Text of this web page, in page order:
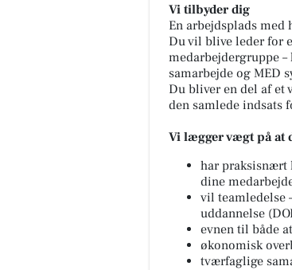
Vi tilbyder dig
En arbejdsplads
Du vil blive leder for
medarbejdergruppe
samarbejde og MED
Du bliver en del af et
den samlede indsats
Vi lægger vægt på at
har praksisnært
dine
vil teamledelse
uddannelse
evnen til både
økonomisk
tværfaglige